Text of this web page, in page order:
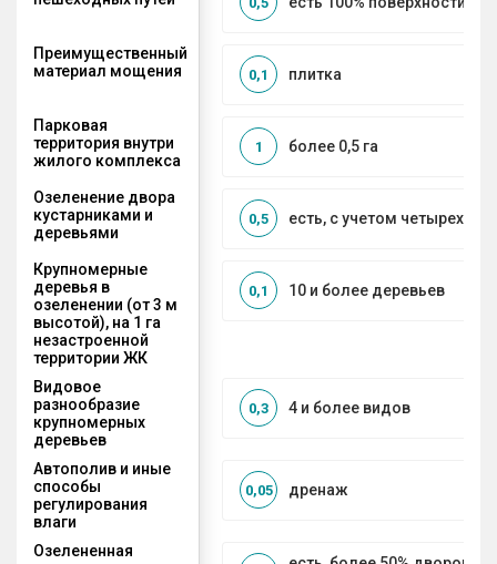
Преимущественный
материал мощения
плитка
0,1
Парковая
территория внутри
жилого комплекса
более 0,5 га
1
Озеленение двора
кустарниками и
деревьями
есть, с учетом четырех
0,5
Крупномерные
деревья в
озеленении (от 3 м
высотой), на 1 га
незастроенной
территории ЖК
10 и более деревьев
0,1
Видовое
разнообразие
крупномерных
деревьев
4 и более видов
0,3
Автополив и иные
способы
регулирования
влаги
дренаж
0,05
Озелененная